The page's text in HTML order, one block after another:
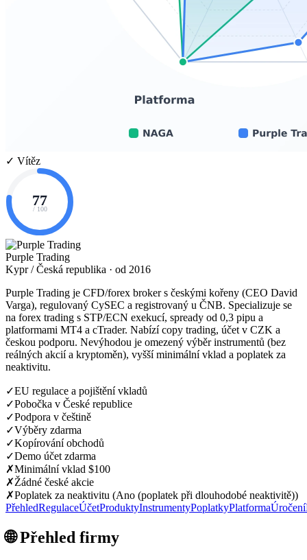
✓ Vítěz
77
/ 100
Purple Trading
Kypr / Česká republika · od 2016
Purple Trading je CFD/forex broker s českými kořeny (CEO David
Varga), regulovaný CySEC a registrovaný u ČNB. Specializuje se
na forex trading s STP/ECN exekucí, spready od 0,3 pipu a
platformami MT4 a cTrader. Nabízí copy trading, účet v CZK a
českou podporu. Nevýhodou je omezený výběr instrumentů (bez
reálných akcií a kryptoměn), vyšší minimální vklad a poplatek za
neaktivitu.
✓EU regulace a pojištění vkladů
✓Pobočka v České republice
✓Podpora v češtině
✓Výběry zdarma
✓Kopírování obchodů
✓Demo účet zdarma
✗Minimální vklad $100
✗Žádné české akcie
✗Poplatek za neaktivitu (Ano (poplatek při dlouhodobé neaktivitě))
PřehledRegulaceÚčetProduktyInstrumentyPoplatkyPlatformaÚročení
🌐 Přehled firmy